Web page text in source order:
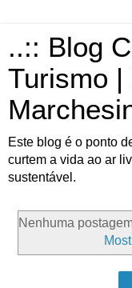
..:: Blog
Turismo |
Este blog é o ponto
curtem a vida ao ar
sustentável.
Nenhuma